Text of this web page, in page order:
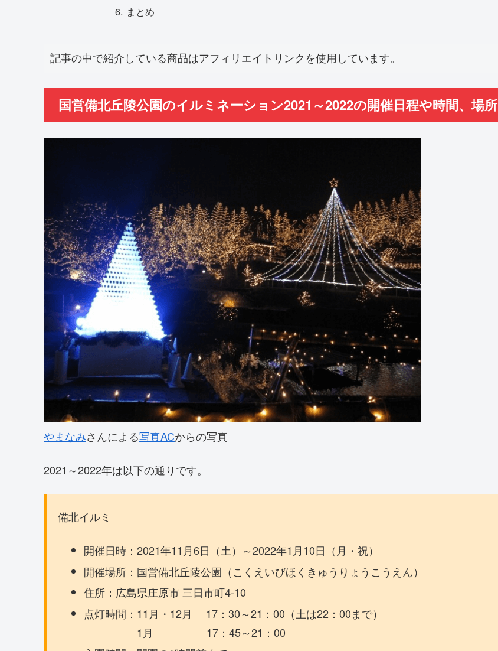
まとめ
記事の中で紹介している商品はアフィリエイトリンクを使用しています。
国営備北丘陵公園のイルミネーション2021～2022の開催日程や時間、場所
やまなみさんによる写真ACからの写真
2021～2022年は以下の通りです。
備北イルミ
開催日時：2021年11月6日（土）～2022年1月10日（月・祝）
開催場所：国営備北丘陵公園（こくえいびほくきゅうりょうこうえん）
住所：広島県庄原市 三日市町4-10
点灯時間：11月・12月 17：30～21：00（土は22：00まで）
1月 17：45～21：00